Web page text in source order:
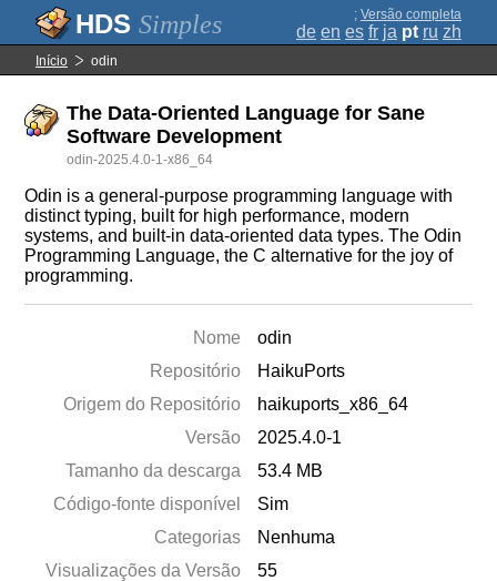
Simples ; Versão completa
de en es fr ja pt ru zh
Início odin
The Data-Oriented Language for Sane
Software Development
odin-2025.4.0-1-x86_64
Odin is a general-purpose programming language with
distinct typing, built for high performance, modern
systems, and built-in data-oriented data types. The Odin
Programming Language, the C alternative for the joy of
programming.
Nome
odin
Repositório
HaikuPorts
Origem do Repositório
haikuports_x86_64
Versão
2025.4.0-1
Tamanho da descarga
53.4 MB
Código-fonte disponível
Sim
Categorias
Nenhuma
Visualizações da Versão
55